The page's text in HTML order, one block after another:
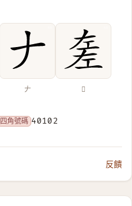
𠂇 𢀡
四角號碼 40102
反饋